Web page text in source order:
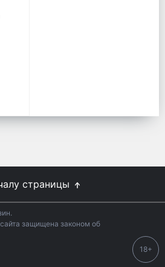
страницы
защищена законом об
18+